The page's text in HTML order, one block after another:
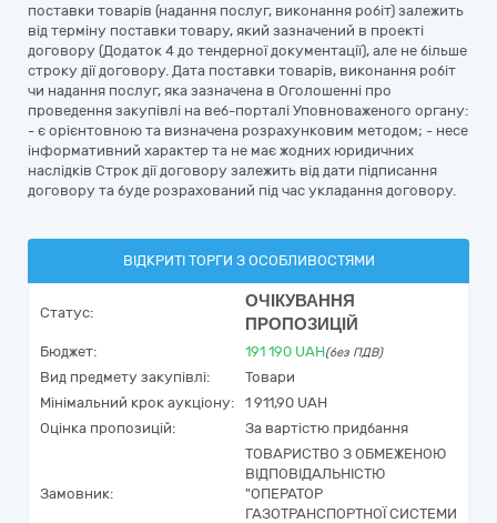
поставки товарів (надання послуг, виконання робіт) залежить
від терміну поставки товару, який зазначений в проекті
договору (Додаток 4 до тендерної документації), але не більше
строку дії договору. Дата поставки товарів, виконання робіт
чи надання послуг, яка зазначена в Оголошенні про
проведення закупівлі на веб-порталі Уповноваженого органу:
- є орієнтовною та визначена розрахунковим методом; - несе
інформативний характер та не має жодних юридичних
наслідків Строк дії договору залежить від дати підписання
договору та буде розрахований під час укладання договору.
ВІДКРИТІ ТОРГИ З ОСОБЛИВОСТЯМИ
Статус:
ОЧІКУВАННЯ
ПРОПОЗИЦІЙ
Бюджет: 191 190 UAH(без ПДВ)
Вид предмету закупівлі:
Товари
Мінімальний крок аукціону:
1 911,90 UAH
Оцінка пропозицій:
За вартістю придбання
Замовник:
ТОВАРИСТВО З ОБМЕЖЕНОЮ
ВІДПОВІДАЛЬНІСТЮ
"ОПЕРАТОР
ГАЗОТРАНСПОРТНОЇ СИСТЕМИ